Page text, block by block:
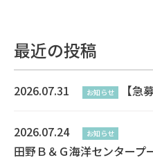
最近の投稿
2026.07.31 お知らせ 【急
2026.07.24 お知らせ
田野Ｂ＆Ｇ海洋センタープ